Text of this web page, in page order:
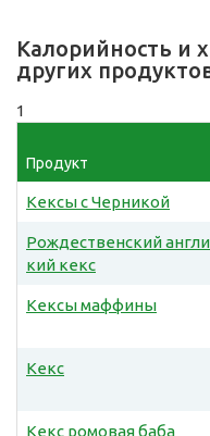
Калорийность и
других
1
Продукт
Кексы с Черникой
Рождественский
кий кекс
Кексы маффины
Кекс
Кекс ромовая баба